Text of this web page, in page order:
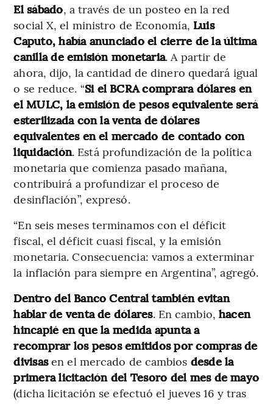
El sábado, a través de un posteo en la red
social X, el ministro de Economía, Luis
Caputo, había anunciado el cierre de la última
canilla de emisión monetaria. A partir de
ahora, dijo, la cantidad de dinero quedará igual
o se reduce. “Si el BCRA comprara dólares en
el MULC, la emisión de pesos equivalente será
esterilizada con la venta de dólares
equivalentes en el mercado de contado con
liquidación. Está profundización de la política
monetaria que comienza pasado mañana,
contribuirá a profundizar el proceso de
desinflación”, expresó.
“En seis meses terminamos con el déficit
fiscal, el déficit cuasi fiscal, y la emisión
monetaria. Consecuencia: vamos a exterminar
la inflación para siempre en Argentina”, agregó.
Dentro del Banco Central también evitan
hablar de venta de dólares. En cambio, hacen
hincapié en que la medida apunta a
recomprar los pesos emitidos por compras de
divisasen el mercado de cambios desde la
primera licitación del Tesoro del mes de mayo
(dicha licitación se efectuó el jueves 16 y tras